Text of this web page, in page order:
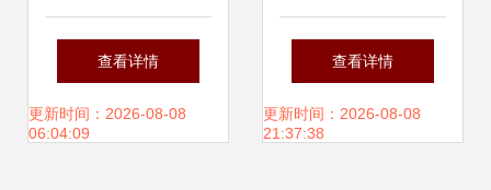
管理服务 重塑工业
新时代的未来趋势
查看详情
更新时间：2026-08-08
06:04:09
做供应链金融应避
免“盲动”，回归供
查看详情
更新时间：2026-08-08
21:37:38